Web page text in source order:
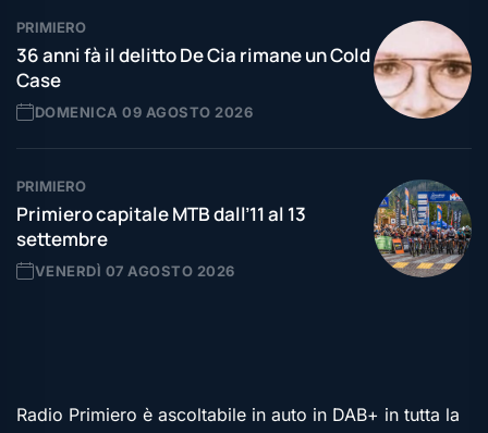
PRIMIERO
36 anni fà il delitto De Cia rimane un Cold
Case
DOMENICA 09 AGOSTO 2026
PRIMIERO
Primiero capitale MTB dall’11 al 13
settembre
VENERDÌ 07 AGOSTO 2026
Radio Primiero è ascoltabile in auto in DAB+ in tutta la